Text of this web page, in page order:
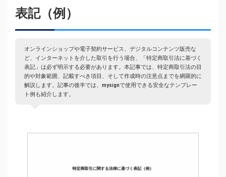
表記（例）
オンラインショップや電子契約サービス、デジタルコンテンツ販売な
ど、インターネットを介した取引を行う場合、「特定商取引法に基づく
表記」は必ず明示する必要があります。本記事では、特定商取引法の目
的や対象範囲、記載すべき項目、そして作成時の注意点までを網羅的に
解説します。記事の後半では、mysignで使用できる安全なテンプレー
ト例も紹介します。